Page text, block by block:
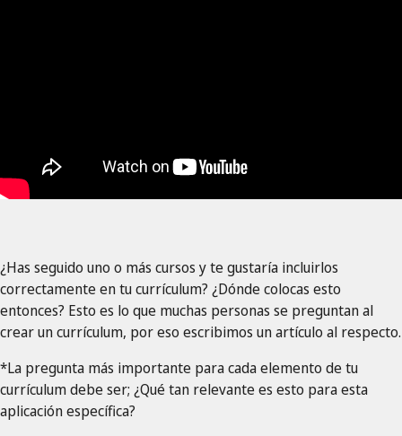
¿Has seguido uno o más cursos y te gustaría incluirlos
correctamente en tu currículum? ¿Dónde colocas esto
entonces? Esto es lo que muchas personas se preguntan al
crear un currículum, por eso escribimos un artículo al respecto.
*La pregunta más importante para cada elemento de tu
currículum debe ser; ¿Qué tan relevante es esto para esta
aplicación específica?